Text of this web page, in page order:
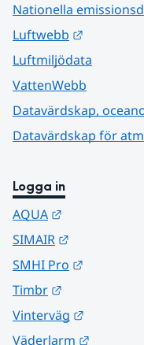
Nationella
Luftwebb
Luftmiljödata
VattenWebb
Datavärdskap,
Datavärdskap för
Logga in
AQUA
SIMAIR
SMHI Pro
Timbr
Vinterväg
Väderlarm